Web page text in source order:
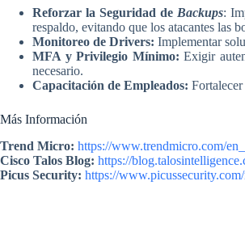
Reforzar la Seguridad de Backups:
respaldo, evitando que los atacantes las
Monitoreo de Drivers: Implementar
MFA y Privilegio Mínimo: Exigir
necesario.
Capacitación de Empleados:
Más Información
Trend Micro: https://www.trendmicro.com/
Cisco Talos Blog: https://
Picus Security: https://